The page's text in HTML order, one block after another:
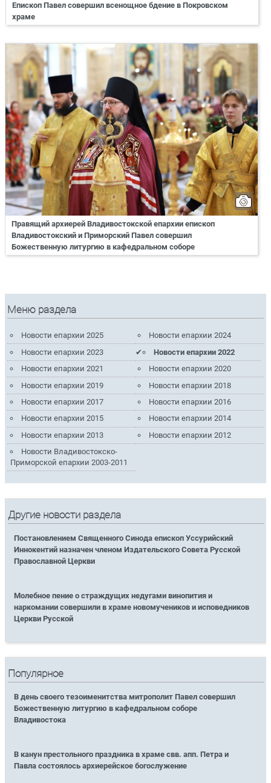
Епископ Павел совершил всенощное бдение в Покровском
храме
Правящий архиерей Владивостокской епархии епископ
Владивостокский и Приморский Павел совершил
Божественную литургию в кафедральном соборе
Меню раздела
Новости епархии 2025
Новости епархии 2024
Новости епархии 2023
Новости епархии 2022
Новости епархии 2021
Новости епархии 2020
Новости епархии 2019
Новости епархии 2018
Новости епархии 2017
Новости епархии 2016
Новости епархии 2015
Новости епархии 2014
Новости епархии 2013
Новости епархии 2012
Новости Владивостокско-
Приморской епархии 2003-2011
Другие новости раздела
Постановлением Священного Синода епископ Уссурийский
Иннокентий назначен членом Издательского Совета Русской
Православной Церкви
Молебное пение о страждущих недугами винопития и
наркомании совершили в храме новомучеников и исповедников
Церкви Русской
Популярное
В день своего тезоименитства митрополит Павел совершил
Божественную литургию в кафедральном соборе
Владивостока
В канун престольного праздника в храме свв. апп. Петра и
Павла состоялось архиерейское богослужение